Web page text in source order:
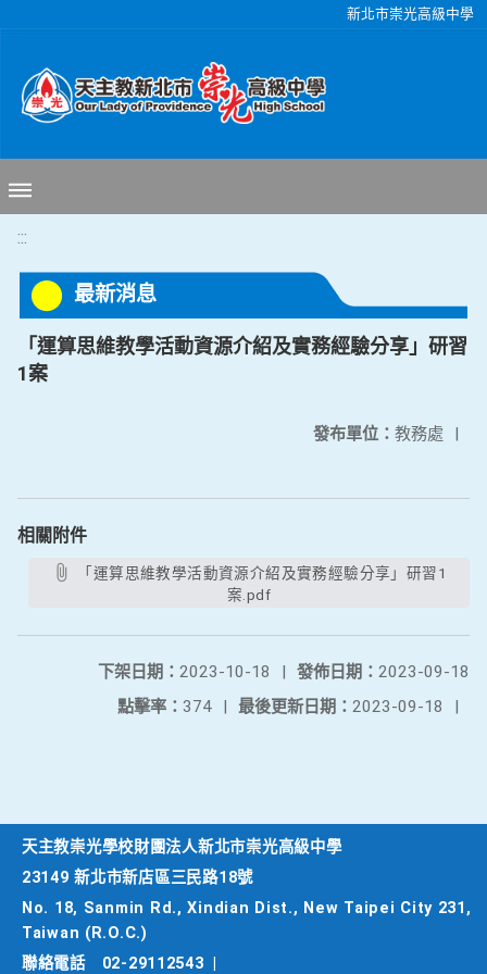
新北市崇光高級中學
:::
最新消息
「運算思維教學活動資源介紹及實務經驗分享」研習
1案
發布單位： 教務處 |
相關附件
案.pdf
發佈日期： 2023-09-18
下架日期： 2023-10-18
|
最後更新日期： 2023-09-18 |
點擊率： 374 |
天主教崇光學校財團法人新北市崇光高級中學
23149 新北市新店區三民路18號
No. 18, Sanmin Rd., Xindian Dist., New Taipei City 231,
Taiwan (R.O.C.)
聯絡電話
02-29112543